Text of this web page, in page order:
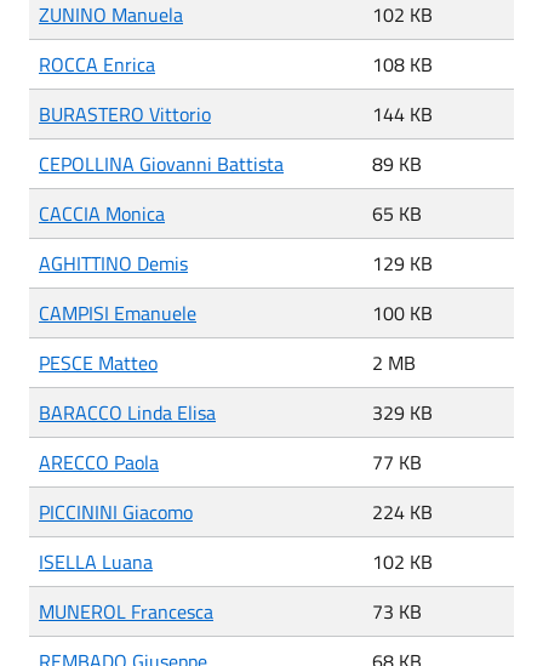
ZUNINO Manuela
102 KB
ROCCA Enrica
108 KB
BURASTERO Vittorio
144 KB
CEPOLLINA Giovanni Battista
89 KB
CACCIA Monica
65 KB
AGHITTINO Demis
129 KB
CAMPISI Emanuele
100 KB
PESCE Matteo
2 MB
BARACCO Linda Elisa
329 KB
ARECCO Paola
77 KB
PICCININI Giacomo
224 KB
ISELLA Luana
102 KB
MUNEROL Francesca
73 KB